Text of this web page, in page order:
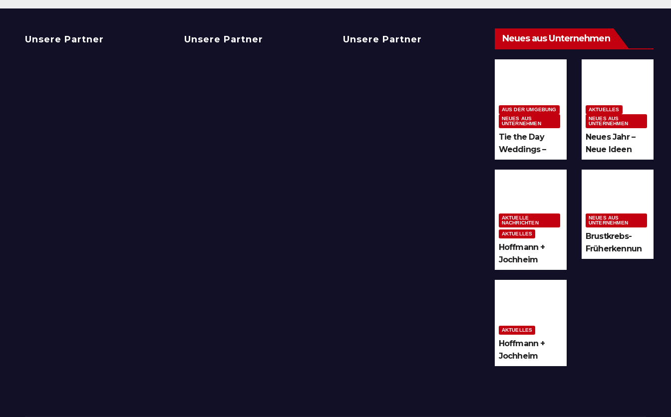
Unsere Partner Unsere Partner Unsere Partner Neues aus Unternehmen
AUS DER UMGEBUNG
NEUES AUS
UNTERNEHMEN
Tie the Day
Weddings –
Hochzeitsplan
AKTUELLES
NEUES AUS
UNTERNEHMEN
Neues Jahr –
Neue Ideen
und unzählige
AKTUELLE
NACHRICHTEN
AKTUELLES
Hoffmann +
Jochheim
GmbH setzt
NEUES AUS
UNTERNEHMEN
Brustkrebs-
Früherkennun
g in Arnsberg
AKTUELLES
Hoffmann +
Jochheim
GmbH in